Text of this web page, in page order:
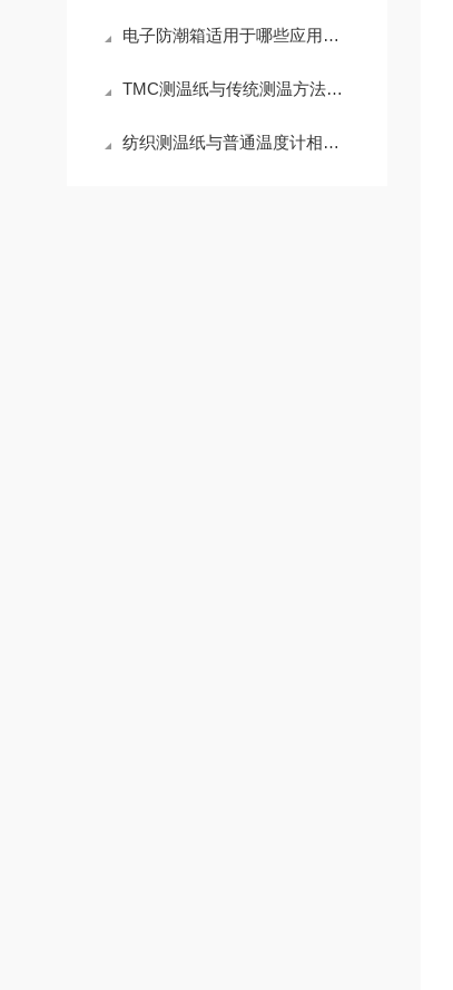
电子防潮箱适用于哪些应用场景？
TMC测温纸与传统测温方法相比有哪些优势？
纺织测温纸与普通温度计相比有何优势？